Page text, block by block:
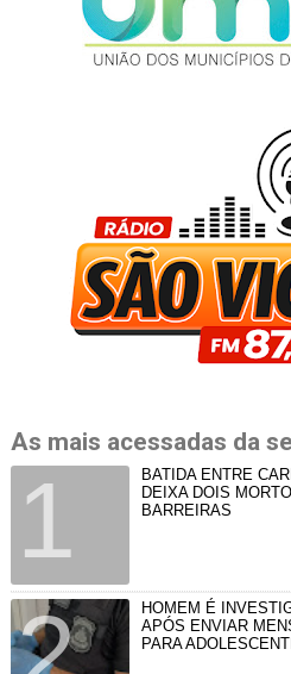
As mais acessadas da
BATIDA ENTRE
DEIXA DOIS
BARREIRAS
HOMEM É
APÓS ENVIAR
PARA